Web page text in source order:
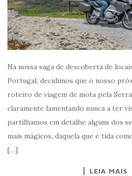
Na nossa saga de descoberta de
Portugal, decidimos que o nosso
roteiro de viagem de mota pela
claramente lamentando nunca a ter
partilhamos em detalhe alguns dos
mais mágicos, daquela que é tida
[…]
LEIA MAIS